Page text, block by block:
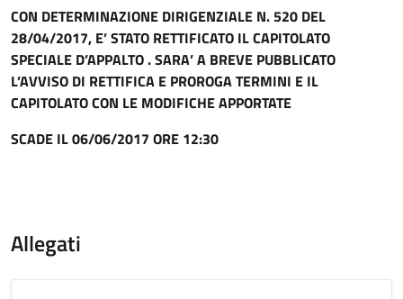
CON DETERMINAZIONE DIRIGENZIALE N. 520 DEL
28/04/2017, E’ STATO RETTIFICATO IL CAPITOLATO
SPECIALE D’APPALTO . SARA’ A BREVE PUBBLICATO
L’AVVISO DI RETTIFICA E PROROGA TERMINI E IL
CAPITOLATO CON LE MODIFICHE APPORTATE
SCADE IL 06/06/2017 ORE 12:30
Allegati